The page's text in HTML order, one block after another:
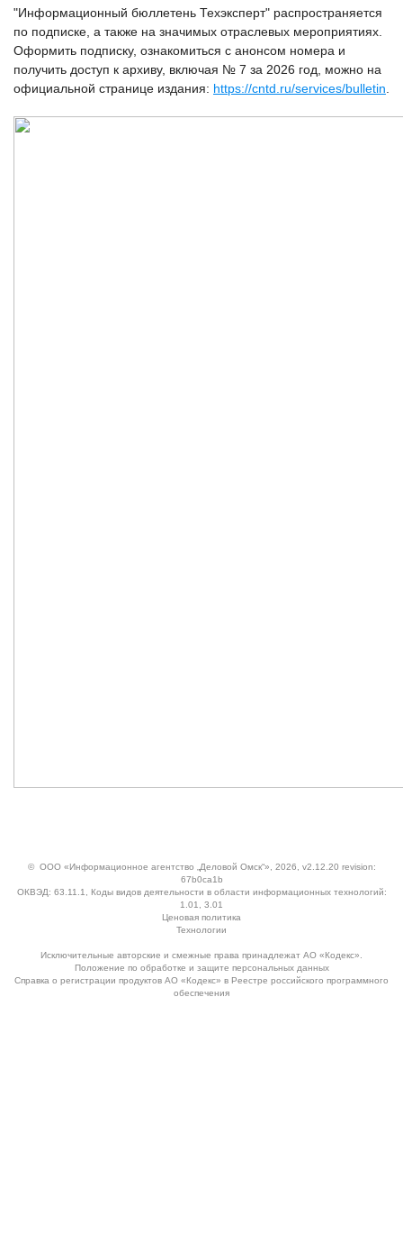
"Информационный бюллетень Техэксперт" распространяется
по подписке, а также на значимых отраслевых мероприятиях.
Оформить подписку, ознакомиться с анонсом номера и
получить доступ к архиву, включая № 7 за 2026 год, можно на
официальной странице издания: https://cntd.ru/services/bulletin.
© ООО «Информационное агентство „Деловой Омск“» , 2026, v2.12.20 revision:
67b0ca1b
ОКВЭД: 63.11.1, Коды видов деятельности в области информационных технологий:
1.01, 3.01
Ценовая политика
Технологии
Исключительные авторские и смежные права принадлежат АО «Кодекс».
Положение по обработке и защите персональных данных
Справка о регистрации продуктов АО «Кодекс» в Реестре российского программного
обеспечения